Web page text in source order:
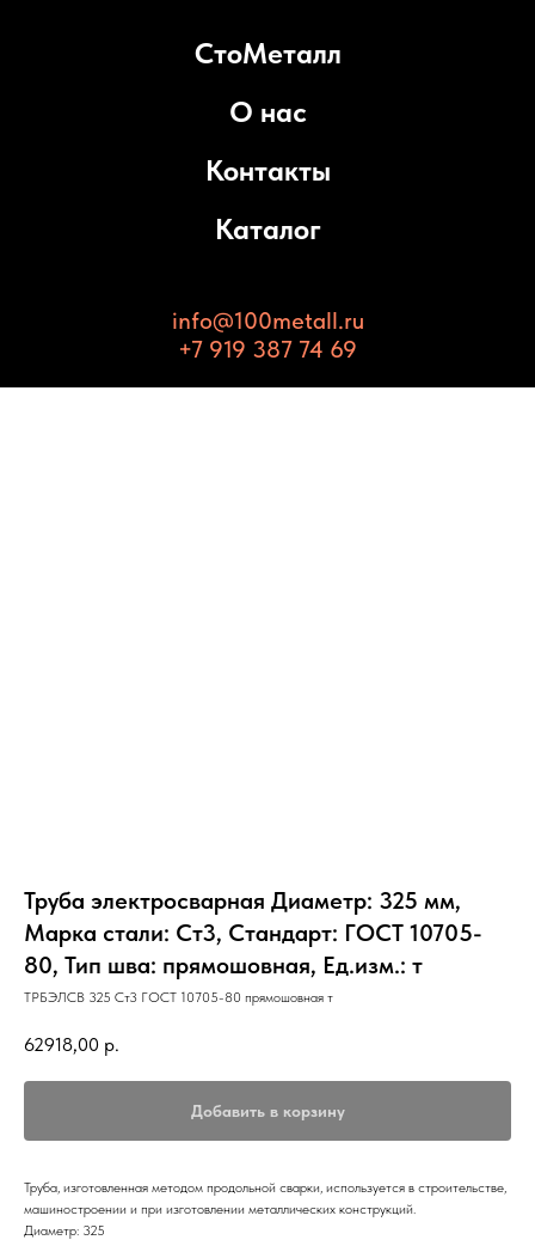
СтоМеталл
О нас
Контакты
Каталог
info@100metall.ru
+7 919 387 74 69
Труба электросварная Диаметр: 325 мм,
Марка стали: Ст3, Стандарт: ГОСТ 10705-
80, Тип шва: прямошовная, Ед.изм.: т
ТРБЭЛСВ 325 Ст3 ГОСТ 10705-80 прямошовная т
62918,00 р.
Добавить в корзину
Труба, изготовленная методом продольной сварки, используется в строительстве,
машиностроении и при изготовлении металлических конструкций.
Диаметр: 325